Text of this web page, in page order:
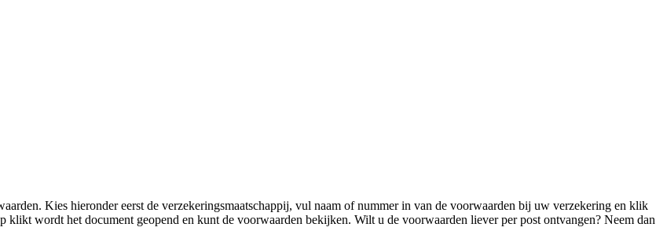
Kies hieronder eerst de verzekeringsmaatschappij, vul naam of nummer in van de voorwaarden bij uw verzekering en klik
wordt het document geopend en kunt de voorwaarden bekijken. Wilt u de voorwaarden liever per post ontvangen? Neem dan